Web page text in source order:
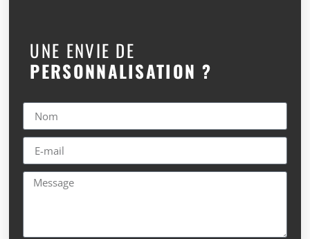
UNE ENVIE DE
PERSONNALISATION ?